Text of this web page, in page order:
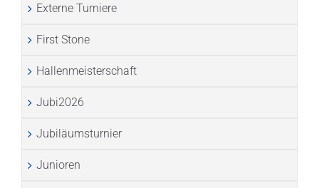
Externe Turniere
First Stone
Hallenmeisterschaft
Jubi2026
Jubiläumsturnier
Junioren